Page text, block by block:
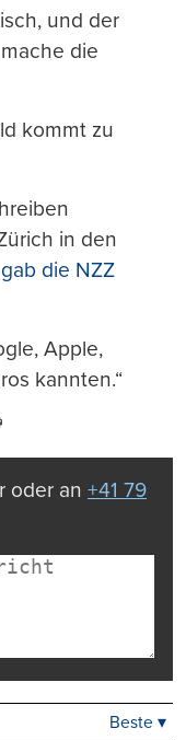
und der
die
kommt zu
in den
gab die NZZ
Apple,
kannten.“
oder an +41 79
Beste ▾